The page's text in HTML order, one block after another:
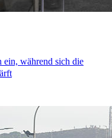
ein, während sich die